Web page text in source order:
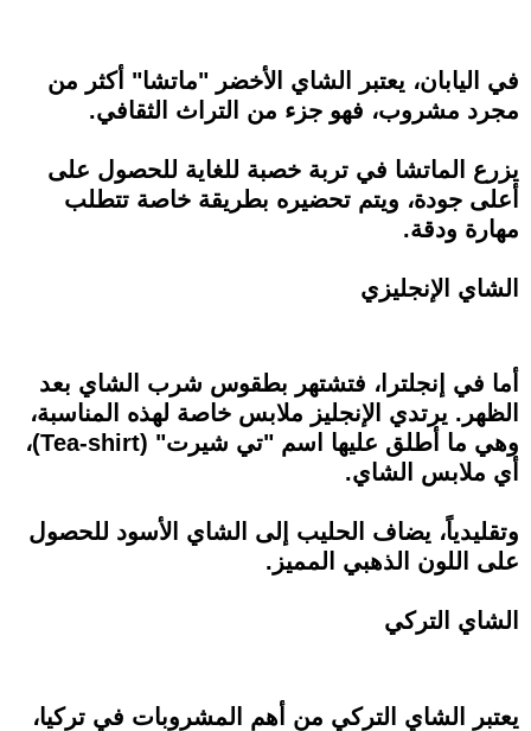
في اليابان، يعتبر الشاي الأخضر "ماتشا" أكثر من
مجرد مشروب، فهو جزء من التراث الثقافي.
يزرع الماتشا في تربة خصبة للغاية للحصول على
أعلى جودة، ويتم تحضيره بطريقة خاصة تتطلب
مهارة ودقة.
الشاي الإنجليزي
أما في إنجلترا، فتشتهر بطقوس شرب الشاي بعد
الظهر. يرتدي الإنجليز ملابس خاصة لهذه المناسبة،
وهي ما أطلق عليها اسم "تي شيرت" (Tea-shirt)،
أي ملابس الشاي.
وتقليدياً، يضاف الحليب إلى الشاي الأسود للحصول
على اللون الذهبي المميز.
الشاي التركي
يعتبر الشاي التركي من أهم المشروبات في تركيا،